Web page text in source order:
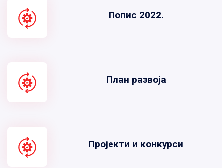
Попис 2022.
План развоја
Пројекти и конкурси